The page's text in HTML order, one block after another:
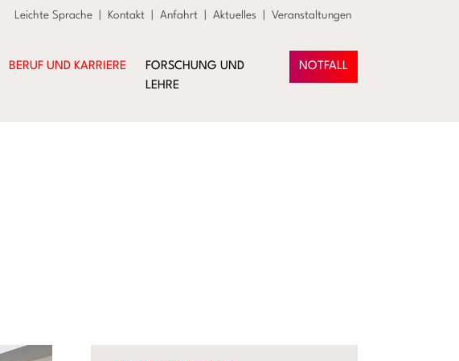
Leichte Sprache Kontakt Anfahrt Aktuelles Veranstaltungen
BERUF UND KARRIERE
FORSCHUNG UND
LEHRE
NOTFALL